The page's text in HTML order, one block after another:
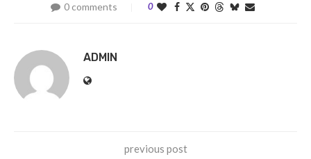
0 comments 0
ADMIN
previous post